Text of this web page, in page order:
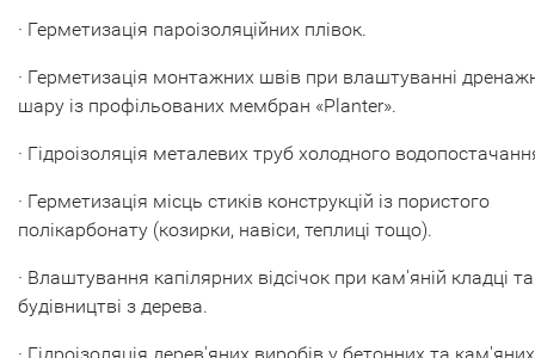
· Герметизація пароізоляційних плівок.
· Герметизація монтажних швів при влаштуванні
шару із профільованих мембран «Planter».
· Гідроізоляція металевих труб холодного
· Герметизація місць стиків конструкцій із пористого
полікарбонату (козирки, навіси, теплиці тощо).
· Влаштування капілярних відсічок при кам'яній кладці та
будівництві з дерева.